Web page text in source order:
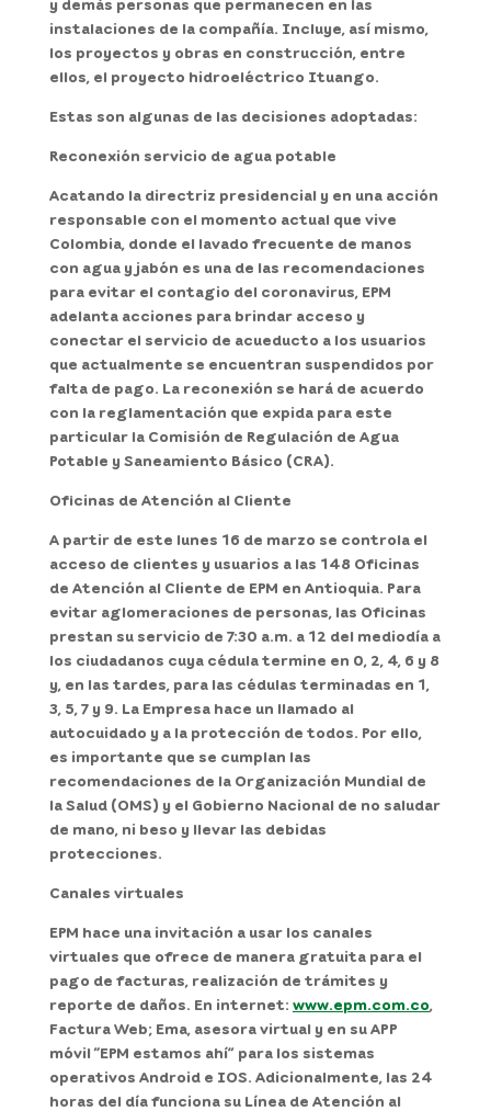
instalaciones de la compañía. Incluye, así mismo,
los proyectos y obras en construcción, entre
ellos, el proyecto hidroeléctrico Ituango.
Estas son algunas de las decisiones adoptadas:
Reconexión servicio de agua potable
Acatando la directriz presidencial y en una acción
responsable con el momento actual que vive
Colombia, donde el lavado frecuente de manos
con agua y jabón es una de las recomendaciones
para evitar el contagio del coronavirus, EPM
adelanta acciones para brindar acceso y
conectar el servicio de acueducto a los usuarios
que actualmente se encuentran suspendidos por
falta de pago. La reconexión se hará de acuerdo
con la reglamentación que expida para este
particular la Comisión de Regulación de Agua
Potable y Saneamiento Básico (CRA).
Oficinas de Atención al Cliente
A partir de este lunes 16 de marzo se controla el
acceso de clientes y usuarios a las 148 Oficinas
de Atención al Cliente de EPM en Antioquia. Para
evitar aglomeraciones de personas, las Oficinas
prestan su servicio de 7:30 a.m. a 12 del mediodía a
los ciudadanos cuya cédula termine en 0, 2, 4, 6 y 8
y, en las tardes, para las cédulas terminadas en 1,
3, 5, 7 y 9. La Empresa hace un llamado al
autocuidado y a la protección de todos. Por ello,
es importante que se cumplan las
recomendaciones de la Organización Mundial de
la Salud (OMS) y el Gobierno Nacional de no saludar
de mano, ni beso y llevar las debidas
protecciones.
Canales virtuales
EPM hace una invitación a usar los canales
virtuales que ofrece de manera gratuita para el
pago de facturas, realización de trámites y
reporte de daños. En internet: www.epm.com.co,
Factura Web; Ema, asesora virtual y en su APP
móvil “EPM estamos ahí” para los sistemas
operativos Android e IOS. Adicionalmente, las 24
horas del día funciona su Línea de Atención al